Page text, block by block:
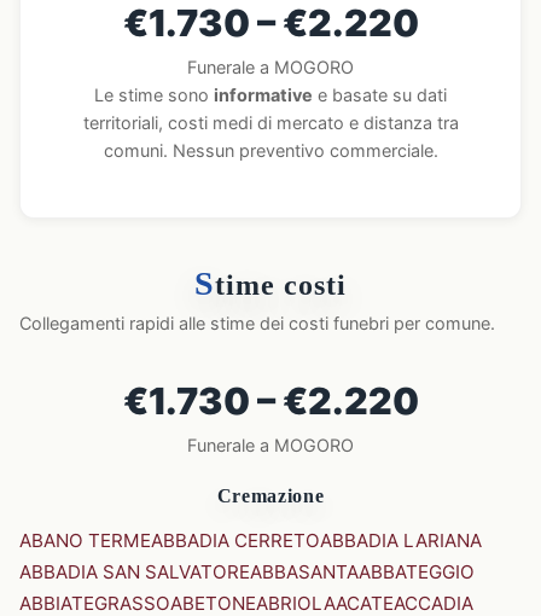
€1.730 – €2.220
Funerale a MOGORO
Le stime sono informative e basate su dati
territoriali, costi medi di mercato e distanza tra
comuni. Nessun preventivo commerciale.
Stime costi
Collegamenti rapidi alle stime dei costi funebri per comune.
€1.730 – €2.220
Funerale a MOGORO
Cremazione
ABANO TERMEABBADIA CERRETOABBADIA LARIANA
ABBADIA SAN SALVATOREABBASANTAABBATEGGIO
ABBIATEGRASSOABETONEABRIOLAACATEACCADIA